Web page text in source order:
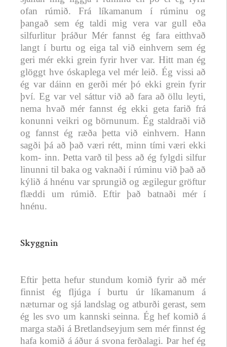
ofan rúmið. Frá líkamanum í rúminu og
þangað sem ég taldi mig vera var gull eða
silfurlitur þráður Mér fannst ég fara eitthvað
langt í burtu og eiga tal við einhvern sem ég
geri mér ekki grein fyrir hver var. Hitt man ég
glöggt hve óskaplega vel mér leið. Ég vissi að
ég var dáinn en gerði mér þó ekki grein fyrir
því. Eg var vel sáttur við að fara að öllu leyti,
nema hvað mér fannst ég ekki geta farið frá
konunni veikri og börnunum. Ég staldraði við
og fannst ég ræða þetta við einhvern. Hann
sagði þá að það væri rétt, minn tími væri ekki
kom- inn. Þetta varð til þess að ég fylgdi silfur
linunni til baka og vaknaði í rúminu við það að
kýlið á hnénu var sprungið og ægilegur gröftur
flæddi um rúmið. Eftir það batnaði mér í
hnénu.
Skyggnin
Eftir þetta hefur stundum komið fyrir að mér
finnist ég fljúga í burtu úr líkamanum á
næturnar og sjá landslag og atburði gerast, sem
ég les svo um kannski seinna. Ég hef komið á
marga staði á Bretlandseyjum sem mér finnst ég
hafa komið á áður á svona ferðalagi. Þar hef ég